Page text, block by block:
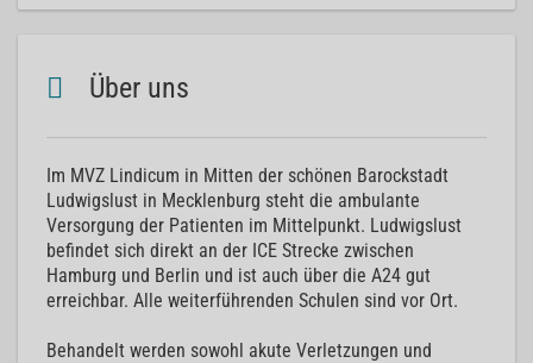
Über uns
Im MVZ Lindicum in Mitten der schönen Barockstadt
Ludwigslust in Mecklenburg steht die ambulante
Versorgung der Patienten im Mittelpunkt. Ludwigslust
befindet sich direkt an der ICE Strecke zwischen
Hamburg und Berlin und ist auch über die A24 gut
erreichbar. Alle weiterführenden Schulen sind vor Ort.
Behandelt werden sowohl akute Verletzungen und